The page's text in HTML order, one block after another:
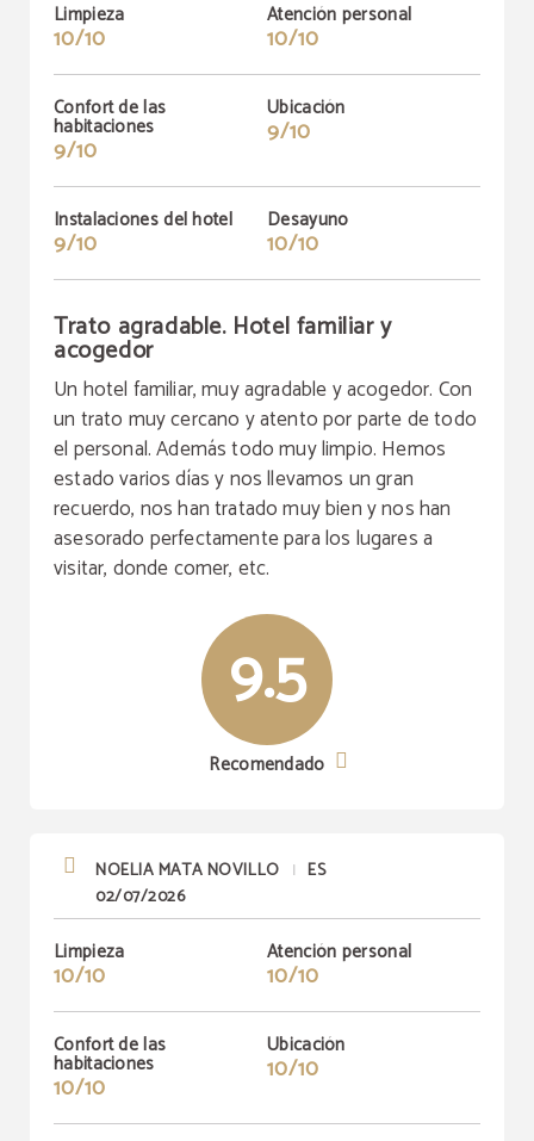
Limpieza
10/10
Atención personal
10/10
Confort de las
habitaciones
9/10
Ubicación
9/10
Instalaciones del hotel
9/10
Desayuno
10/10
Trato agradable. Hotel familiar y
acogedor
Un hotel familiar, muy agradable y acogedor. Con
un trato muy cercano y atento por parte de todo
el personal. Además todo muy limpio. Hemos
estado varios días y nos llevamos un gran
recuerdo, nos han tratado muy bien y nos han
asesorado perfectamente para los lugares a
visitar, donde comer, etc.
9.5
Recomendado
NOELIA MATA NOVILLO |
ES
02/07/2026
Limpieza
10/10
Atención personal
10/10
Confort de las
habitaciones
10/10
Ubicación
10/10